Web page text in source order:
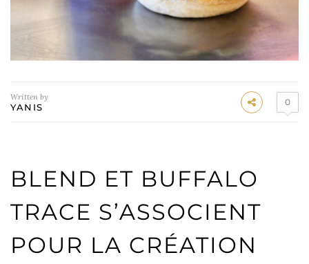
Written by
YANIS 0
BLEND ET BUFFALO
TRACE S’ASSOCIENT
POUR LA CRÉATION